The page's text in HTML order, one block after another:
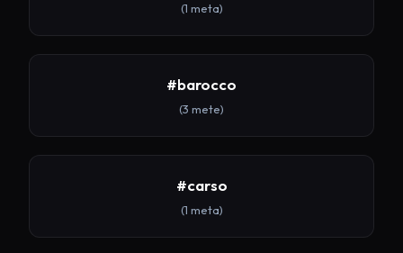
(1 meta)
#barocco
(3 mete)
#carso
(1 meta)